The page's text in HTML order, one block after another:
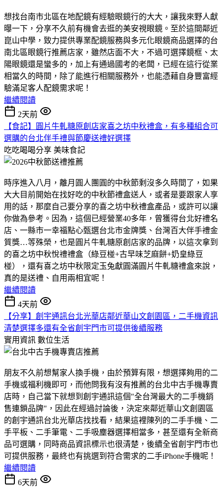
想找台南市北區在地配鏡有經驗眼鏡行的大大，讓我來野人獻
曝一下，分享不久前有機會去逛的美安視眼鏡。至於這間鄰近
崑山中學，致力提供專業配鏡服務與多元化眼鏡商品選擇的台
南北區眼鏡行推薦店家，雖然店面不大，不過可選擇鏡框、太
陽眼鏡還是蠻多的，加上有通過國考的老闆，已經在這行從業
相當久的時間，除了能進行相關服務外，也能憑藉自身豐富經
驗滿足客人配鏡需求呢！
繼續閱讀
2天前
【食記】圓片牛軋糖原創店家喜之坊中秋禮盒，有多種組合可
選購的台北伴手禮與節慶送禮好選擇
吃吃喝喝分享 美味食記
時序進入八月，離月圓人團圓的中秋節剩沒多久時間了，如果
大大目前開始在找好吃的中秋節禮盒送人，或者是要跟家人享
用的話，那麼自己要分享的喜之坊中秋禮盒產品，或許可以讓
你做為參考。因為，這個已經營業40多年，曾獲得台北好禮名
店、一縣市一幸福點心甄選台北市金牌獎、台灣百大伴手禮金
質獎…等殊榮，也是圓片牛軋糖原創店家的品牌，以這次拿到
的喜之坊中秋悅禮禮盒（綠豆椪+古早味芝麻餅+奶皇綠豆
椪），還有喜之坊中秋限定玉兔獻圓滿圓片牛軋糖禮盒來說，
真的是送禮、自用兩相宜呢！
繼續閱讀
4天前
【分享】創宇通訊台北光華店鄰近華山文創園區，二手機資訊
清楚選擇多還有全省創宇門市可提供後續服務
實用資訊 數位生活
朋友不久前想幫家人換手機，由於預算有限，想選擇夠用的二
手機或福利機即可，而他問我有沒有推薦的台北中古手機專賣
店時，自己當下就想到創宇通訊這個"全台灣最大的二手機銷
售連鎖品牌"，因此在經過討論後，決定來鄰近華山文創園區
的創宇通訊台北光華店找找看，結果這裡陳列的二手手機、二
手平板、二手筆電、二手吸塵器選擇相當多，甚至還有全新商
品可選購，同時商品資訊標示也很清楚，後續全省創宇門市也
可提供服務，最終也有挑選到符合需求的二手iPhone手機呢！
繼續閱讀
6天前